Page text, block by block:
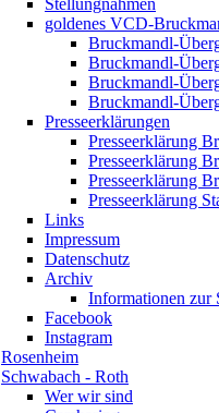
Stellungnahmen
goldenes VCD-
Bruckmandl-
Bruckmandl-
Bruckmandl-
Bruckmandl-
Presseerklärungen
Presseerklärung
Presseerklärung
Presseerklärung
Presseerklärung
Links
Impressum
Datenschutz
Archiv
Informationen zur
Facebook
Instagram
Rosenheim
Schwabach - Roth
Wer wir sind